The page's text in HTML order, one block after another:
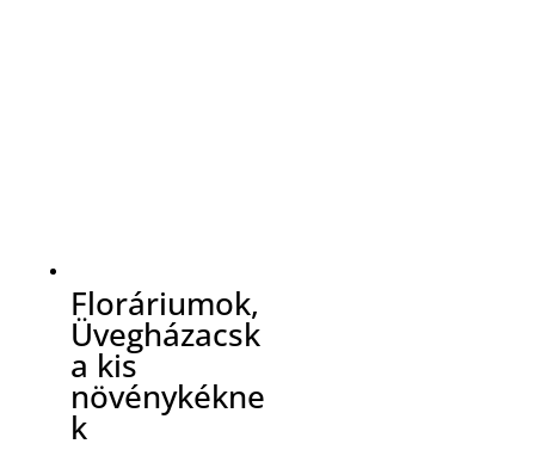
Floráriumok,
Üvegházacsk
a kis
növénykékne
k